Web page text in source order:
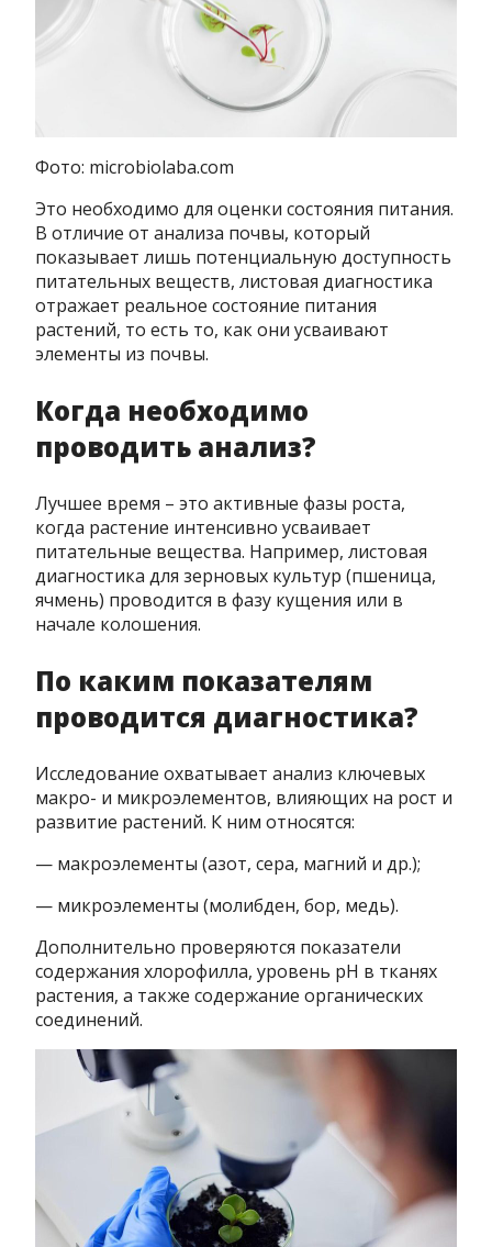
Фото: microbiolaba.com
Это необходимо для оценки состояния питания.
В отличие от анализа почвы, который
показывает лишь потенциальную доступность
питательных веществ, листовая диагностика
отражает реальное состояние питания
растений, то есть то, как они усваивают
элементы из почвы.
Когда необходимо
проводить анализ?
Лучшее время – это активные фазы роста,
когда растение интенсивно усваивает
питательные вещества. Например, листовая
диагностика для зерновых культур (пшеница,
ячмень) проводится в фазу кущения или в
начале колошения.
По каким показателям
проводится диагностика?
Исследование охватывает анализ ключевых
макро- и микроэлементов, влияющих на рост и
развитие растений. К ним относятся:
— макроэлементы (азот, сера, магний и др.);
— микроэлементы (молибден, бор, медь).
Дополнительно проверяются показатели
содержания хлорофилла, уровень pH в тканях
растения, а также содержание органических
соединений.